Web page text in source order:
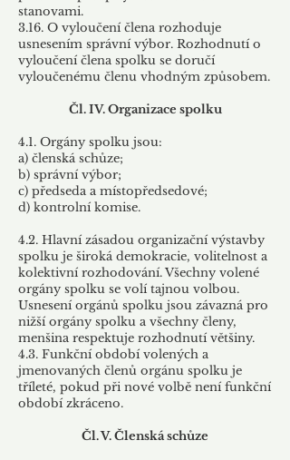
stanovami.
3.16. O vyloučení člena rozhoduje
usnesením správní výbor. Rozhodnutí o
vyloučení člena spolku se doručí
vyloučenému členu vhodným způsobem.
Čl. IV. Organizace spolku
4.1. Orgány spolku jsou:
a) členská schůze;
b) správní výbor;
c) předseda a místopředsedové;
d) kontrolní komise.
4.2. Hlavní zásadou organizační výstavby
spolku je široká demokracie, volitelnost a
kolektivní rozhodování. Všechny volené
orgány spolku se volí tajnou volbou.
Usnesení orgánů spolku jsou závazná pro
nižší orgány spolku a všechny členy,
menšina respektuje rozhodnutí většiny.
4.3. Funkční období volených a
jmenovaných členů orgánu spolku je
tříleté, pokud při nové volbě není funkční
období zkráceno.
Čl. V. Členská schůze